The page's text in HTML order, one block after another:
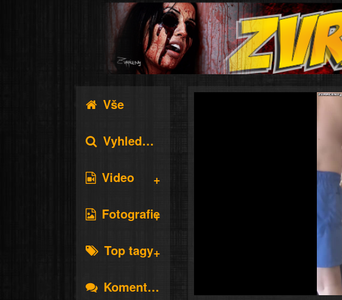
Vše
Vyhledávání
Video
Fotografie
Top tagy
Komentáře